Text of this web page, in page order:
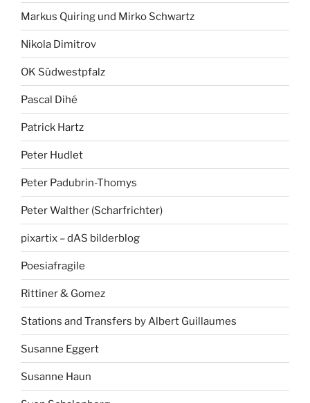
Markus Quiring und Mirko Schwartz
Nikola Dimitrov
OK Südwestpfalz
Pascal Dihé
Patrick Hartz
Peter Hudlet
Peter Padubrin-Thomys
Peter Walther (Scharfrichter)
pixartix – dAS bilderblog
Poesiafragile
Rittiner & Gomez
Stations and Transfers by Albert Guillaumes
Susanne Eggert
Susanne Haun